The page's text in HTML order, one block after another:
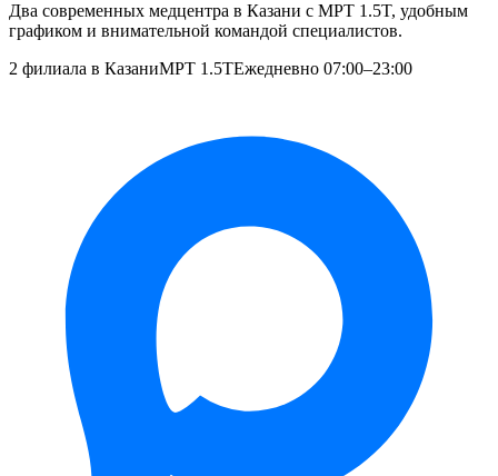
Два современных медцентра в Казани с МРТ 1.5T, удобным
графиком и внимательной командой специалистов.
2 филиала в КазаниМРТ 1.5TЕжедневно 07:00–23:00